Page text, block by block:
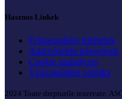
Hasznos Linkek
Felhasználási feltételek
Adatvédelmi irányelvek
Cookie szabályzat
Visszaküldési politika
2024 Toate drepturile rezervate.